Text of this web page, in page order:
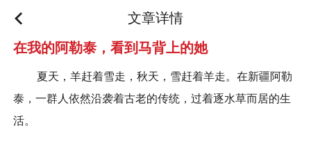
文章详情
在我的阿勒泰，看到马背上的她
夏天，羊赶着雪走，秋天，雪赶着羊走。在新疆阿勒
泰，一群人依然沿袭着古老的传统，过着逐水草而居的生
活。